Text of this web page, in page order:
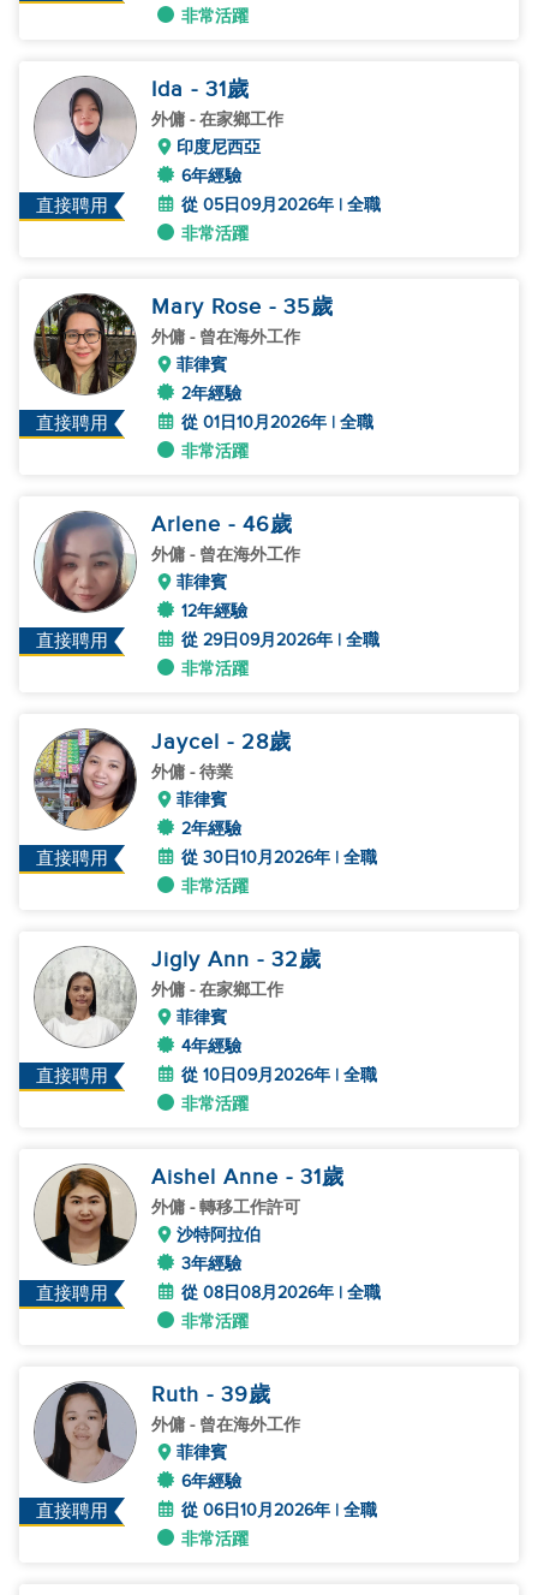
非常活躍
直接聘用
Ida - 31歲
外傭 - 在家鄉工作
印度尼西亞
6年經驗
從 05日09月2026年 | 全職
非常活躍
直接聘用
Mary Rose - 35歲
外傭 - 曾在海外工作
菲律賓
2年經驗
從 01日10月2026年 | 全職
非常活躍
直接聘用
Arlene - 46歲
外傭 - 曾在海外工作
菲律賓
12年經驗
從 29日09月2026年 | 全職
非常活躍
直接聘用
Jaycel - 28歲
外傭 - 待業
菲律賓
2年經驗
從 30日10月2026年 | 全職
非常活躍
直接聘用
Jigly Ann - 32歲
外傭 - 在家鄉工作
菲律賓
4年經驗
從 10日09月2026年 | 全職
非常活躍
直接聘用
Aishel Anne - 31歲
外傭 - 轉移工作許可
沙特阿拉伯
3年經驗
從 08日08月2026年 | 全職
非常活躍
直接聘用
Ruth - 39歲
外傭 - 曾在海外工作
菲律賓
6年經驗
從 06日10月2026年 | 全職
非常活躍